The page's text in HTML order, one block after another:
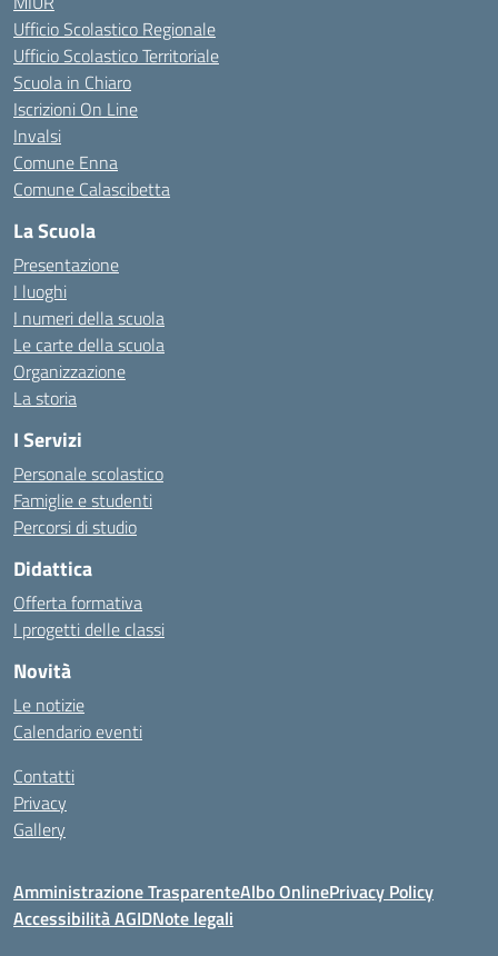
Ufficio Scolastico Regionale
Ufficio Scolastico Territoriale
Scuola in Chiaro
Iscrizioni On Line
Invalsi
Comune Enna
Comune Calascibetta
La Scuola
Presentazione
I luoghi
I numeri della scuola
Le carte della scuola
Organizzazione
La storia
I Servizi
Personale scolastico
Famiglie e studenti
Percorsi di studio
Didattica
Offerta formativa
I progetti delle classi
Novità
Le notizie
Calendario eventi
Contatti
Privacy
Gallery
Amministrazione TrasparenteAlbo OnlinePrivacy Policy
Accessibilità AGIDNote legali